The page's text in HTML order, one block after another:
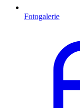
Fotogalerie